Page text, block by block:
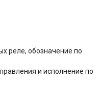
реле, обозначение по
и исполнение по